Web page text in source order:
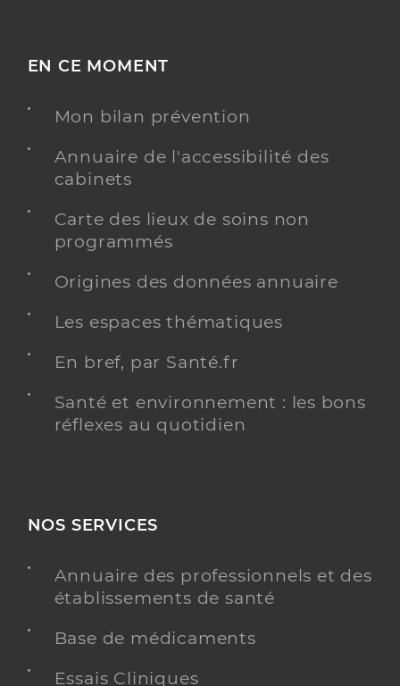
EN CE MOMENT
Mon bilan prévention
Annuaire de l'accessibilité des
cabinets
Carte des lieux de soins non
programmés
Origines des données annuaire
Les espaces thématiques
En bref, par Santé.fr
Santé et environnement : les bons
réflexes au quotidien
NOS SERVICES
Annuaire des professionnels et des
établissements de santé
Base de médicaments
Essais Cliniques